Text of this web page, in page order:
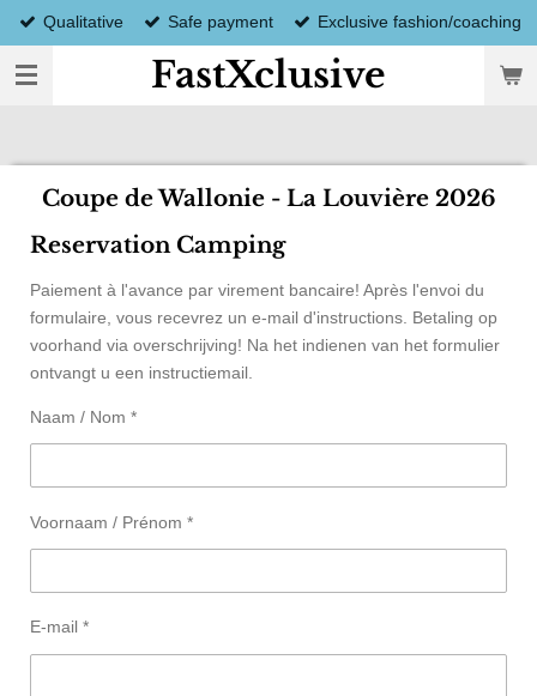
Ga
direct
naar
FastXclusive
Qualitative Safe payment Exclusive fashion/coaching
Coupe de Wallonie - La Louvière 2026
Reservation Camping
Paiement à l'avance par virement bancaire! Après l'envoi du
formulaire, vous recevrez un e-mail d'instructions. Betaling op
voorhand via overschrijving! Na het indienen van het formulier
ontvangt u een instructiemail.
Naam / Nom *
Voornaam / Prénom *
E-mail *